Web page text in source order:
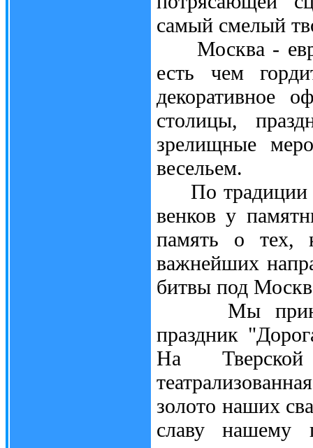
самый смелый
Москва -
есть чем
декоративное
столицы,
зрелищные
весельем.
По традиции
венков у
память о тех,
важнейших
битвы под
Мы приняли
праздник
На
золото наших
славу нашему